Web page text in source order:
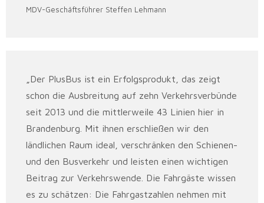
MDV-Geschäftsführer Steffen Lehmann
„Der PlusBus ist ein Erfolgsprodukt, das zeigt
schon die Ausbreitung auf zehn Verkehrsverbünde
seit 2013 und die mittlerweile 43 Linien hier in
Brandenburg. Mit ihnen erschließen wir den
ländlichen Raum ideal, verschränken den Schienen-
und den Busverkehr und leisten einen wichtigen
Beitrag zur Verkehrswende. Die Fahrgäste wissen
es zu schätzen: Die Fahrgastzahlen nehmen mit